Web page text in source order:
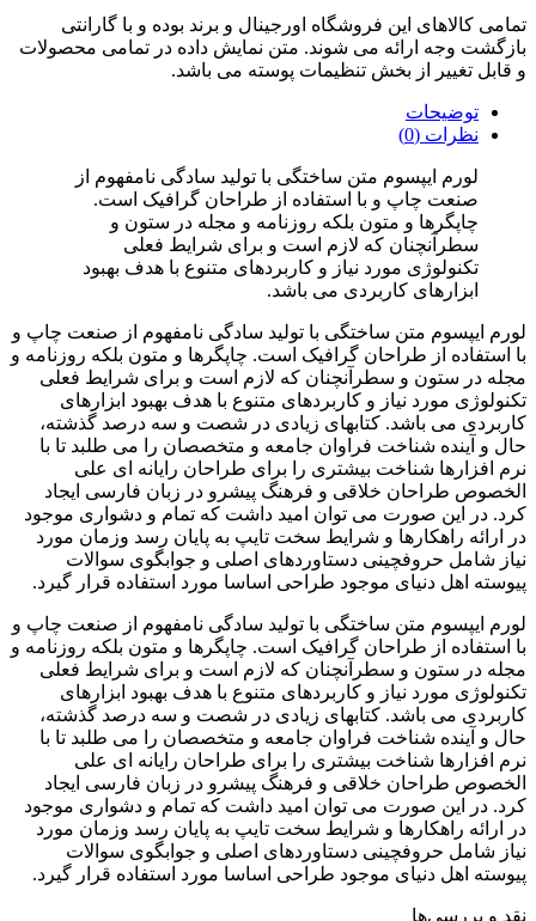
تمامی کالاهای این فروشگاه اورجینال و برند بوده و با گارانتی
بازگشت وجه ارائه می شوند. متن نمایش داده در تمامی محصولات
و قابل تغییر از بخش تنظیمات پوسته می باشد.
توضیحات
نظرات (0)
لورم ایپسوم متن ساختگی با تولید سادگی نامفهوم از
صنعت چاپ و با استفاده از طراحان گرافیک است.
چاپگرها و متون بلکه روزنامه و مجله در ستون و
سطرآنچنان که لازم است و برای شرایط فعلی
تکنولوژی مورد نیاز و کاربردهای متنوع با هدف بهبود
ابزارهای کاربردی می باشد.
لورم ایپسوم متن ساختگی با تولید سادگی نامفهوم از صنعت چاپ و
با استفاده از طراحان گرافیک است. چاپگرها و متون بلکه روزنامه و
مجله در ستون و سطرآنچنان که لازم است و برای شرایط فعلی
تکنولوژی مورد نیاز و کاربردهای متنوع با هدف بهبود ابزارهای
کاربردی می باشد. کتابهای زیادی در شصت و سه درصد گذشته،
حال و آینده شناخت فراوان جامعه و متخصصان را می طلبد تا با
نرم افزارها شناخت بیشتری را برای طراحان رایانه ای علی
الخصوص طراحان خلاقی و فرهنگ پیشرو در زبان فارسی ایجاد
کرد. در این صورت می توان امید داشت که تمام و دشواری موجود
در ارائه راهکارها و شرایط سخت تایپ به پایان رسد وزمان مورد
نیاز شامل حروفچینی دستاوردهای اصلی و جوابگوی سوالات
پیوسته اهل دنیای موجود طراحی اساسا مورد استفاده قرار گیرد.
لورم ایپسوم متن ساختگی با تولید سادگی نامفهوم از صنعت چاپ و
با استفاده از طراحان گرافیک است. چاپگرها و متون بلکه روزنامه و
مجله در ستون و سطرآنچنان که لازم است و برای شرایط فعلی
تکنولوژی مورد نیاز و کاربردهای متنوع با هدف بهبود ابزارهای
کاربردی می باشد. کتابهای زیادی در شصت و سه درصد گذشته،
حال و آینده شناخت فراوان جامعه و متخصصان را می طلبد تا با
نرم افزارها شناخت بیشتری را برای طراحان رایانه ای علی
الخصوص طراحان خلاقی و فرهنگ پیشرو در زبان فارسی ایجاد
کرد. در این صورت می توان امید داشت که تمام و دشواری موجود
در ارائه راهکارها و شرایط سخت تایپ به پایان رسد وزمان مورد
نیاز شامل حروفچینی دستاوردهای اصلی و جوابگوی سوالات
پیوسته اهل دنیای موجود طراحی اساسا مورد استفاده قرار گیرد.
نقد و بررسی‌ها